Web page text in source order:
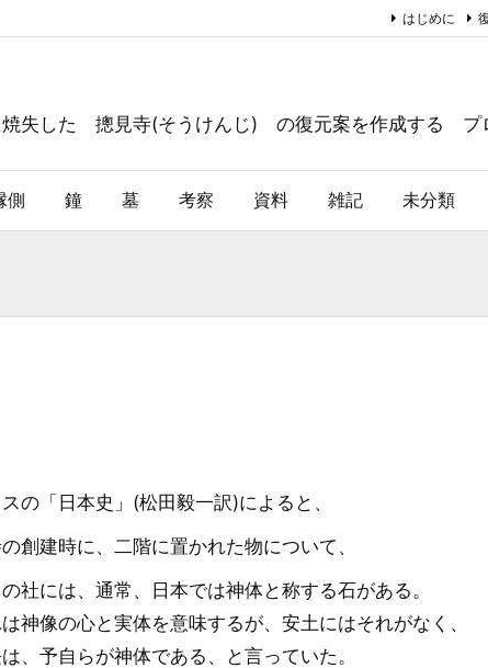
焼失した 摠見寺(そうけんじ) の復元案を作成する プ
側 鐘 墓 考察 資料 雑記 未分類
はじめに
の「日本史」(松田毅一訳)によると、
創建時に、二階に置かれた物について、
の社には、通常、日本では神体と称する石がある。
神像の心と実体を意味するが、安土にはそれがなく、
、予自らが神体である、と言っていた。